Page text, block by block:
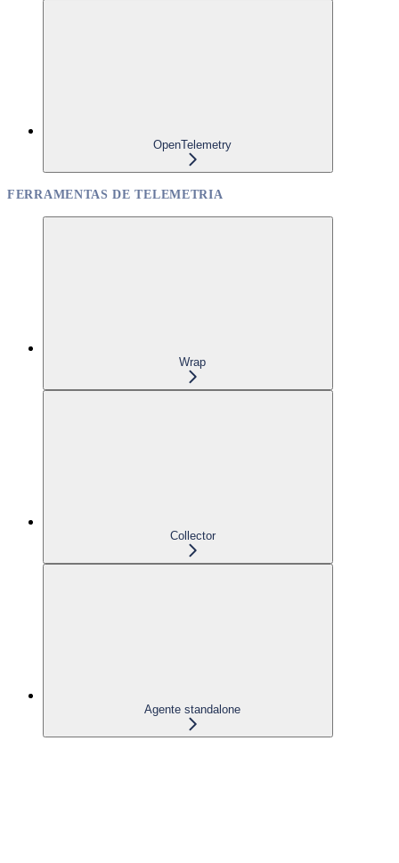
OpenTelemetry
FERRAMENTAS DE TELEMETRIA
Wrap
Collector
Agente standalone